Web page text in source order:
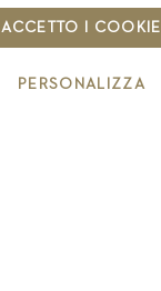
IT00126670215
ACCETTO I COOKIE
PERSONALIZZA